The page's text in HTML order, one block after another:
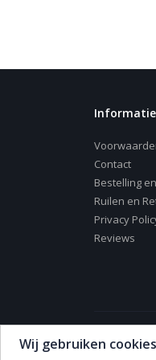
Wij gebruiken
Informatie
Contact
Bestelling
Ruilen en
Privacy
Reviews
© 2008 -